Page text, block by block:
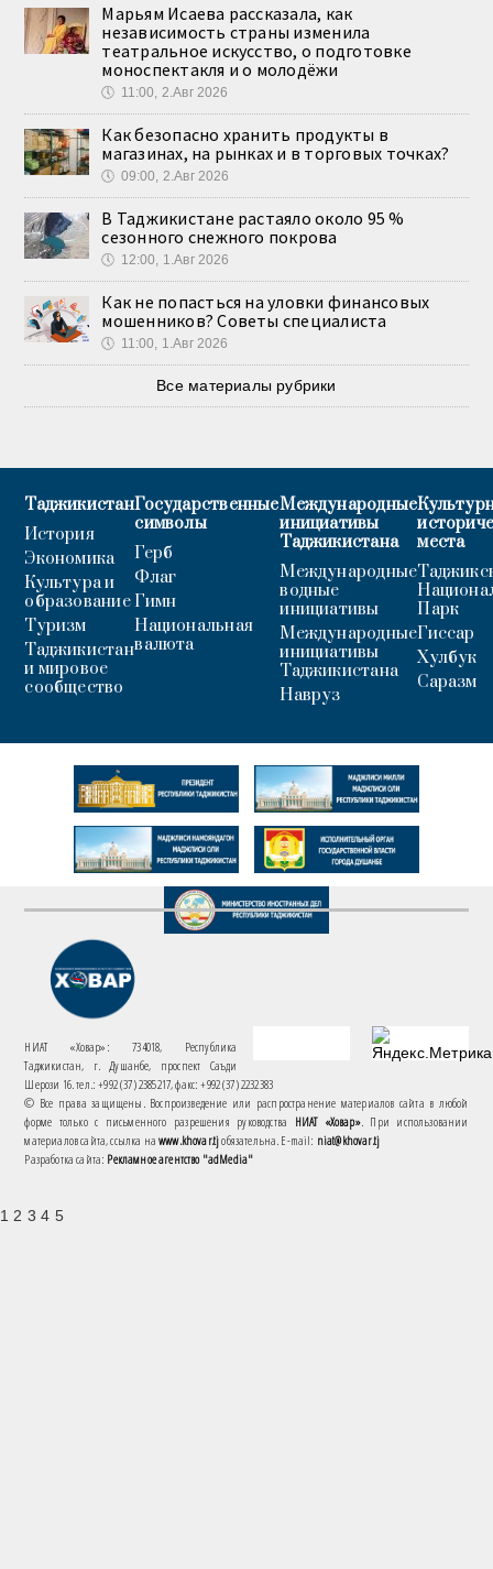
Марьям Исаева рассказала, как
независимость страны изменила
театральное искусство, о подготовке
моноспектакля и о молодёжи
🕔 11:00, 2.Авг 2026
Как безопасно хранить продукты в
магазинах, на рынках и в торговых точках?
🕔 09:00, 2.Авг 2026
В Таджикистане растаяло около 95 %
сезонного снежного покрова
🕔 12:00, 1.Авг 2026
Как не попасться на уловки финансовых
мошенников? Советы специалиста
🕔 11:00, 1.Авг 2026
Все материалы рубрики
Таджикистан
История
Экономика
Культура и
образование
Туризм
Таджикистан
и мировое
сообщество
Государственные
символы
Герб
Флаг
Гимн
Национальная
валюта
Международные
инициативы
Таджикистана
Международные
водные
инициативы
Международные
инициативы
Таджикистана
Навруз
места
Парк
Гиссар
Хулбук
Саразм
НИАТ «Ховар»: 734018, Республика
Таджикистан, г. Душанбе, проспект Саъди
Шерози 16. тел.: +992 (37) 2385217, факс: +992 (37) 2232383
© Все права защищены. Воспроизведение или распространение материалов сайта в любой
форме только с письменного разрешения руководства НИАТ «Ховар». При использовании
материалов сайта, ссылка наwww.khovar.tjобязательна. E-mail: niat@khovar.tj
Разработка сайта: Рекламное агентство "adMedia"
1 2 3 4 5